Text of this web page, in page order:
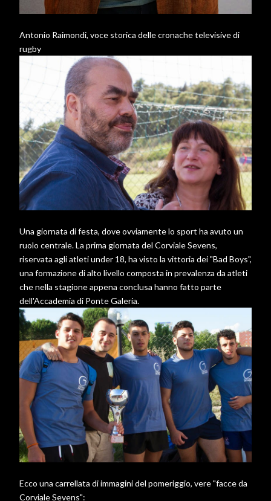
Antonio Raimondi, voce storica delle cronache televisive di
rugby
Una giornata di festa, dove ovviamente lo sport ha avuto un
ruolo centrale. La prima giornata del Corviale Sevens,
riservata agli atleti under 18, ha visto la vittoria dei "Bad Boys",
una formazione di alto livello composta in prevalenza da atleti
che nella stagione appena conclusa hanno fatto parte
dell'Accademia di Ponte Galeria.
Ecco una carrellata di immagini del pomeriggio, vere "facce da
Corviale Sevens":